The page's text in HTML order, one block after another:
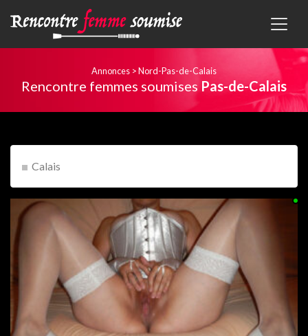
Annonces >Nord-Pas-de-Calais
Rencontre femmes soumisesPas-de-Calais
Calais